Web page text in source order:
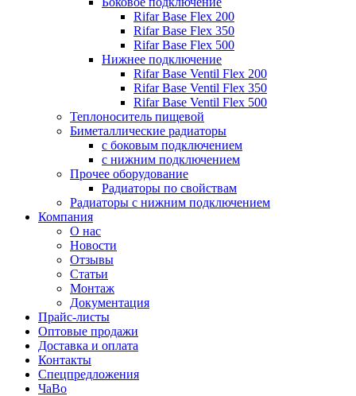
Rifar Base Flex 200
Rifar Base Flex 350
Rifar Base Flex 500
Нижнее подключение
Rifar Base Ventil Flex 200
Rifar Base Ventil Flex 350
Rifar Base Ventil Flex 500
Теплоноситель пищевой
Биметаллические радиаторы
с боковым подключением
с нижним подключением
Прочее оборудование
Радиаторы по свойствам
Радиаторы с нижним подключением
Компания
О нас
Новости
Отзывы
Статьи
Монтаж
Документация
Прайс-листы
Оптовые продажи
Доставка и оплата
Контакты
Спецпредложения
ЧаВо